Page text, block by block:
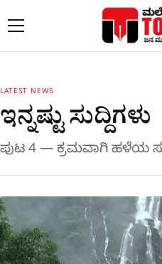
LATEST NEWS
ಇನ್ನಷ್ಟು ಸುದ್ದಿಗಳು
ಪುಟ 4 — ಕ್ರಮವಾಗಿ ಹಳೆಯ